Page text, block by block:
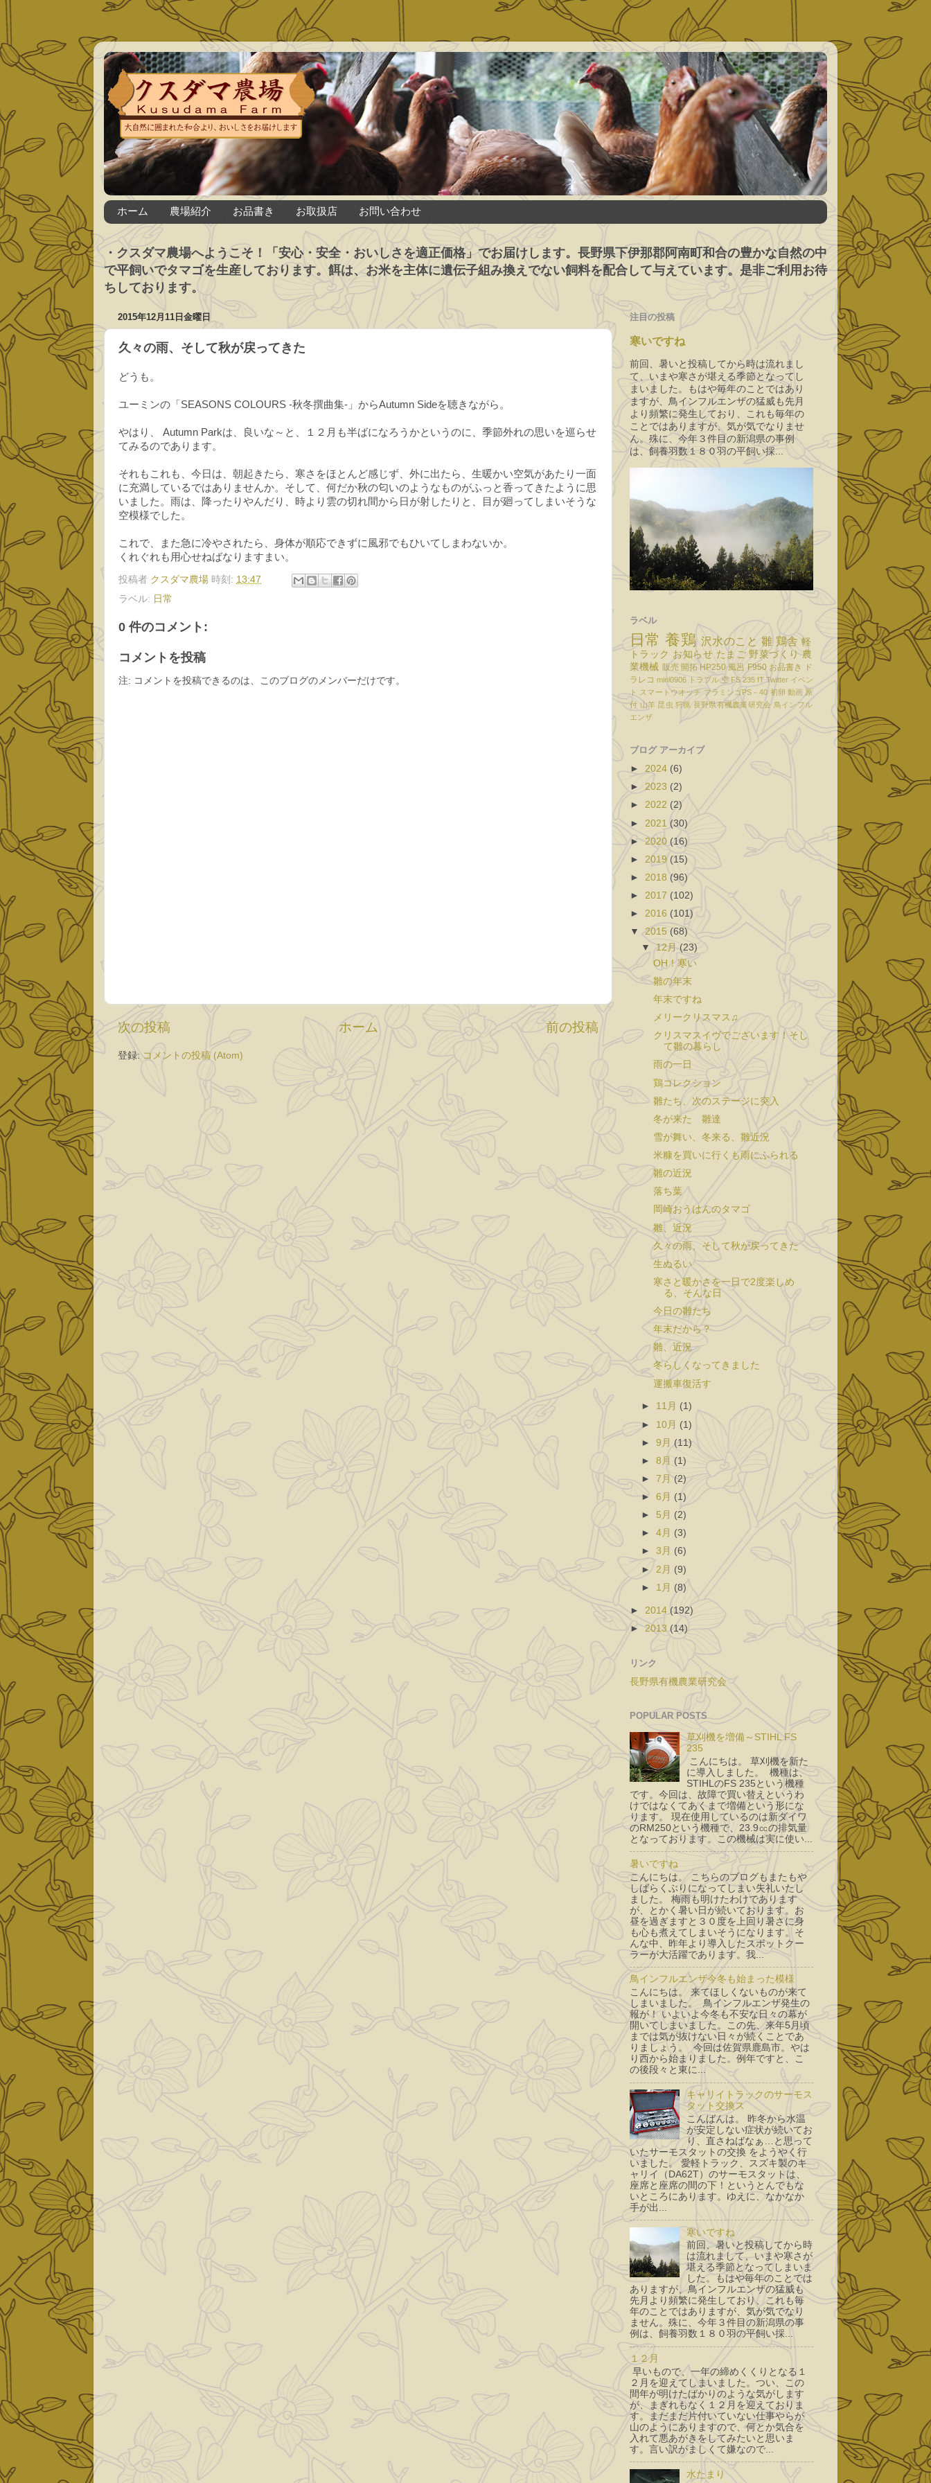
ホーム 農場紹介 お品書き お取扱店 お問い合わせ
・クスダマ農場へようこそ！「安心・安全・おいしさを適正価格」でお届けします。長野県下伊那郡阿南町和合の豊かな自然の中
で平飼いでタマゴを生産しております。餌は、お米を主体に遺伝子組み換えでない飼料を配合して与えています。是非ご利用お待
ちしております。
2015年12月11日金曜日
久々の雨、そして秋が戻ってきた
どうも。
ユーミンの「SEASONS COLOURS -秋冬撰曲集-」からAutumn Sideを聴きながら。
やはり、 Autumn Parkは、良いな～と、１２月も半ばになろうかというのに、季節外れの思いを巡らせ
てみるのであります。
それもこれも、今日は、朝起きたら、寒さをほとんど感じず、外に出たら、生暖かい空気があたり一面
に充満しているではありませんか。そして、何だか秋の匂いのようなものがふっと香ってきたように思
いました。雨は、降ったりやんだり、時より雲の切れ間から日が射したりと、目が廻ってしまいそうな
空模様でした。
これで、また急に冷やされたら、身体が順応できずに風邪でもひいてしまわないか。
くれぐれも用心せねばなりますまい。
投稿者 クスダマ農場 時刻: 13:47
ラベル: 日常
0 件のコメント:
コメントを投稿
注: コメントを投稿できるのは、このブログのメンバーだけです。
次の投稿 前の投稿
ホーム
登録: コメントの投稿 (Atom)
注目の投稿
寒いですね
前回、暑いと投稿してから時は流れまし
て、いまや寒さが堪える季節となってし
まいました。もはや毎年のことではあり
ますが、鳥インフルエンザの猛威も先月
より頻繁に発生しており、これも毎年の
ことではありますが、気が気でなりませ
ん。殊に、今年３件目の新潟県の事例
は、飼養羽数１８０羽の平飼い採...
ラベル
日常 養鶏 沢水のこと 雛 鶏舎 軽
トラック お知らせ たまご 野菜づくり 農
業機械 販売 開拓 HP250 風呂 F950 お品書き
ド
ラレコ mini0906 トラブル 空 FS 235 IT Twitter イベン
ト
スマートウオッチ フラミンゴPS－40 初卵 動画 原
付 山羊 昆虫 狩猟 長野県有機農業研究会 鳥インフル
エンザ
ブログ アーカイブ
► 2024 (6)
► 2023 (2)
► 2022 (2)
► 2021 (30)
►2020 (16)
► 2019 (15)
► 2018 (96)
► 2017 (102)
► 2016 (101)
▼2015 (68)
▼12月(23)
OH！寒い
雛の年末
年末ですね
メリークリスマス♫
クリスマスイヴでございます！そし
て雛の暮らし
雨の一日
鶏コレクション
雛たち、次のステージに突入
冬が来た 雛達
雪が舞い、冬来る、雛近況
米糠を買いに行くも雨にふられる
雛の近況
落ち葉
岡崎おうはんのタマゴ
雛、近況
久々の雨、そして秋が戻ってきた
生ぬるい
寒さと暖かさを一日で2度楽しめ
る、そんな日
今日の雛たち
年末だから？
雛、近況
冬らしくなってきました
運搬車復活す
► 11月 (1)
► 10月 (1)
►9月(11)
►8月 (1)
►7月(2)
►6月 (1)
► 5月 (2)
►4月 (3)
►3月 (6)
► 2月 (9)
► 1月 (8)
► 2014 (192)
►2013 (14)
リンク
長野県有機農業研究会
POPULAR POSTS
草刈機を増備～STIHL FS
235
こんにちは。 草刈機を新た
に導入しました。 機種は、
STIHLのFS 235という機種
です。今回は、故障で買い替えというわ
けではなくてあくまで増備という形にな
ります。 現在使用しているのは新ダイワ
のRM250という機種で、23.9㏄の排気量
となっております。この機械は実に使い...
暑いですね
こんにちは。 こちらのブログもまたもや
しばらくぶりになってしまい失礼いたし
ました。 梅雨も明けたわけであります
が、とかく暑い日が続いております。お
昼を過ぎますと３０度を上回り暑さに身
も心も煮えてしまいそうになります。そ
んな中、昨年より導入したスポットクー
ラーが大活躍であります。我...
鳥インフルエンザ今冬も始まった模様
こんにちは。 来てほしくないものが来て
しまいました。 鳥インフルエンザ発生の
報が！ いよいよ今冬も不安な日々の幕が
開いてしまいました。この先、来年5月頃
までは気が抜けない日々が続くことであ
りましょう。 今回は佐賀県鹿島市。やは
り西から始まりました。例年ですと、こ
の後段々と東に...
キャリイトラックのサーモス
タット交換ス
こんばんは。 昨冬から水温
が安定しない症状が続いてお
り、直さねばなぁ…と思って
いたサーモスタットの交換 をようやく行
いました。 愛軽トラック、スズキ製のキ
ャリイ（DA62T）のサーモスタットは、
座席と座席の間の下！というとんでもな
いところにあります。ゆえに、なかなか
手が出...
寒いですね
前回、暑いと投稿してから時
は流れまして、いまや寒さが
堪える季節となってしまいま
した。もはや毎年のことでは
ありますが、鳥インフルエンザの猛威も
先月より頻繁に発生しており、これも毎
年のことではありますが、気が気でなり
ません。殊に、今年３件目の新潟県の事
例は、飼養羽数１８０羽の平飼い採...
１２月
早いもので、一年の締めくくりとなる１
２月を迎えてしまいました。つい、この
間年が明けたばかりのような気がします
が、まぎれもなく１２月を迎えておりま
す。まだまだ片付いていない仕事やらが
山のようにありますので、何とか気合を
入れて悪あがきをしてみたいと思いま
す。言い訳がましくて嫌なので...
水たまり